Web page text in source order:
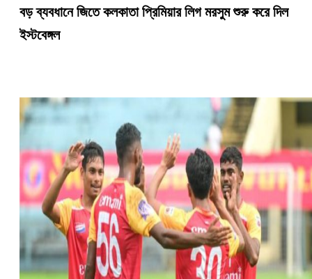
বড় ব্যবধানে জিতে কলকাতা প্রিমিয়ার লিগ মরসুম শুরু করে দিল
ইস্টবেঙ্গল